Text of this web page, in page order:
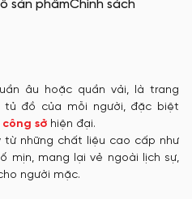
sản phẩmChính sách
âu hoặc quần vải, là trang
tủ đồ của mỗi người, đặc biệt
sở hiện đại.
những chất liệu cao cấp như
mịn, mang lại vẻ ngoài lịch sự,
người mặc.